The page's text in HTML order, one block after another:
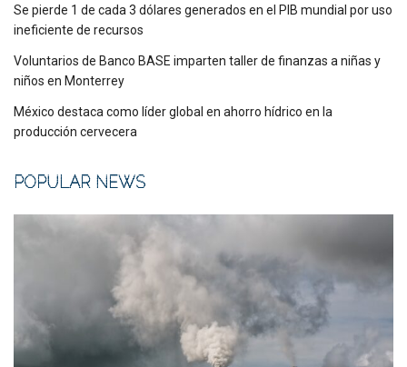
Se pierde 1 de cada 3 dólares generados en el PIB mundial por uso
ineficiente de recursos
Voluntarios de Banco BASE imparten taller de finanzas a niñas y
niños en Monterrey
México destaca como líder global en ahorro hídrico en la
producción cervecera
POPULAR NEWS